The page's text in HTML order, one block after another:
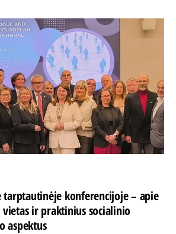
konferencijoje – apie
ir praktinius socialinio
aspektus